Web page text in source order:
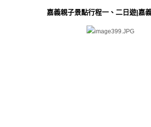
嘉義親子景點行程一、二日遊|嘉